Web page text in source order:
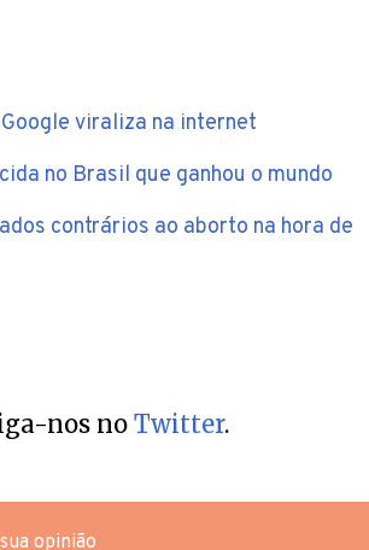
viraliza na internet
no Brasil que ganhou o mundo
contrários ao aborto na hora de
nos noTwitter.
opinião